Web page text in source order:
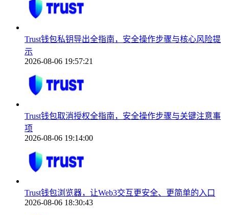
Trust钱包私钥导出全指南，安全操作步骤与核心风险提
示
2026-08-06 19:57:21
Trust钱包取消授权全指南，安全操作步骤与关键注意事
项
2026-08-06 19:14:00
Trust钱包浏览器，让Web3交互更安全、更简单的入口
2026-08-06 18:30:43